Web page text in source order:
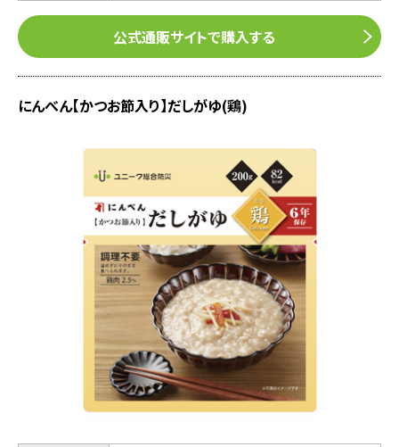
公式通販サイトで購入する
にんべん【かつお節入り】だしがゆ(鶏)